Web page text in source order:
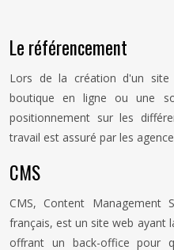
Le référencement
Lors de la création d'un
boutique en ligne ou une
positionnement sur les
travail est assuré par les
CMS
CMS, Content Management
français, est un site web ayant
offrant un back-office pour